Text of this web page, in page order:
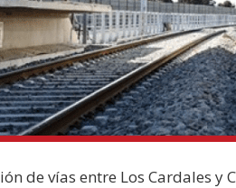
de vías entre Los Cardales